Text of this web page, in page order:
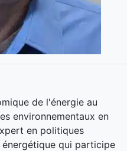
de l'énergie au
environnementaux en
en politiques
qui participe